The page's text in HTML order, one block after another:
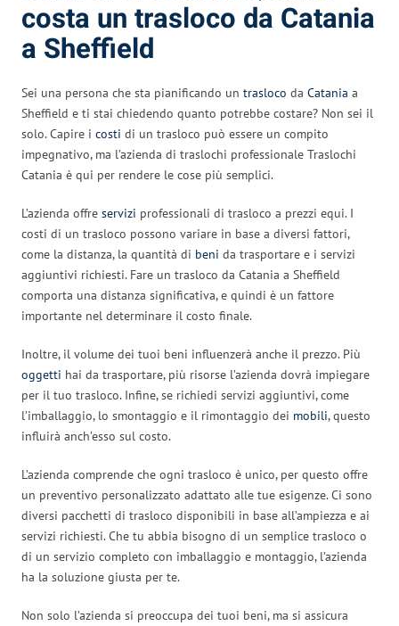
costa un trasloco da Catania
a Sheffield
Sei una persona che sta pianificando un trasloco da Catania a
Sheffield e ti stai chiedendo quanto potrebbe costare? Non sei il
solo. Capire i costi di un trasloco può essere un compito
impegnativo, ma l’azienda di traslochi professionale Traslochi
Catania è qui per rendere le cose più semplici.
L’azienda offre servizi professionali di trasloco a prezzi equi. I
costi di un trasloco possono variare in base a diversi fattori,
come la distanza, la quantità di beni da trasportare e i servizi
aggiuntivi richiesti. Fare un trasloco da Catania a Sheffield
comporta una distanza significativa, e quindi è un fattore
importante nel determinare il costo finale.
Inoltre, il volume dei tuoi beni influenzerà anche il prezzo. Più
oggetti hai da trasportare, più risorse l’azienda dovrà impiegare
per il tuo trasloco. Infine, se richiedi servizi aggiuntivi, come
l’imballaggio, lo smontaggio e il rimontaggio dei mobili, questo
influirà anch’esso sul costo.
L’azienda comprende che ogni trasloco è unico, per questo offre
un preventivo personalizzato adattato alle tue esigenze. Ci sono
diversi pacchetti di trasloco disponibili in base all’ampiezza e ai
servizi richiesti. Che tu abbia bisogno di un semplice trasloco o
di un servizio completo con imballaggio e montaggio, l’azienda
ha la soluzione giusta per te.
Non solo l’azienda si preoccupa dei tuoi beni, ma si assicura